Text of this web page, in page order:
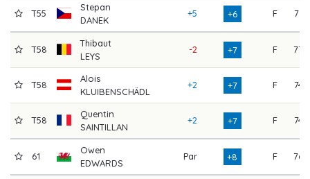
T55
Stepan
DANEK
+5 +6 F 71
T58
Thibaut
LEYS
-2 +7 F 77
T58
Alois
KLUIBENSCHÄDL
+2 +7 F 74
T58
Quentin
SAINTILLAN
+2 +7 F 74
61
Owen
EDWARDS
Par +8 F 76